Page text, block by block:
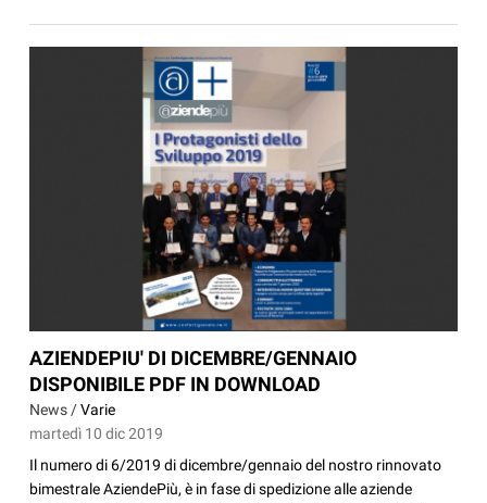
AZIENDEPIU' DI DICEMBRE/GENNAIO
DISPONIBILE PDF IN DOWNLOAD
News /Varie
martedì 10 dic 2019
Il numero di 6/2019 di dicembre/gennaio del nostro rinnovato
bimestrale AziendePiù, è in fase di spedizione alle aziende